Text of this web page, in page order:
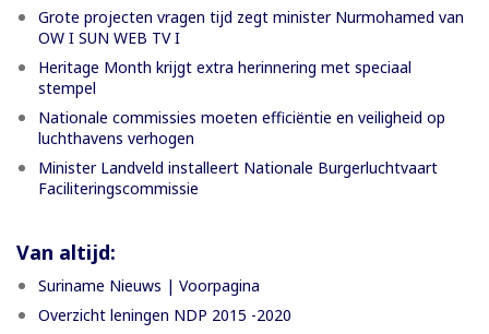
Grote projecten vragen tijd zegt minister Nurmohamed van
OW I SUN WEB TV I
Heritage Month krijgt extra herinnering met speciaal
stempel
Nationale commissies moeten efficiëntie en veiligheid op
luchthavens verhogen
Minister Landveld installeert Nationale Burgerluchtvaart
Faciliteringscommissie
Van altijd:
Suriname Nieuws | Voorpagina
Overzicht leningen NDP 2015 -2020